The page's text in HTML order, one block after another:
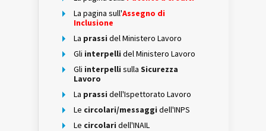
La pagina sull'Assegno di
Inclusione
La prassi del Ministero Lavoro
Gli interpelli del Ministero Lavoro
Gli interpelli sulla Sicurezza
Lavoro
La prassi dell'Ispettorato Lavoro
Le circolari/messaggi dell'INPS
Le circolari dell'INAIL